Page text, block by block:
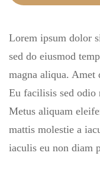
Lorem ipsum dolor
sed do eiusmod
magna aliqua. Amet
Eu facilisis sed odio
Metus aliquam
mattis molestie a
iaculis eu non diam